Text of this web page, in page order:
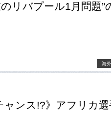
リバプール1月問題”
海
ャンス!?》アフリカ